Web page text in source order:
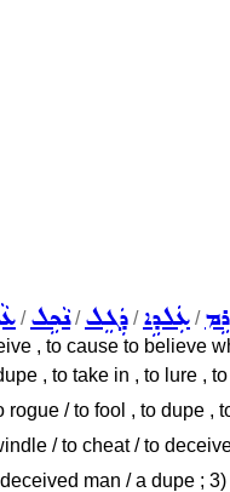
/ܢܵܟܹܠ/ܕܲܓܸܠ /ܥܲܠܕܹܐ /
, to cause to believe
, to take in , to lure ,
rogue / to fool , to dupe ,
/ to cheat / to
man / a dupe ; 3)